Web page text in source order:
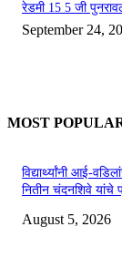
रेडमी 15 5 जी
September 24,
MOST
विद्यार्थ्यांनी आई-
नितीन चंदनशिवे यांचे
August 5, 2026